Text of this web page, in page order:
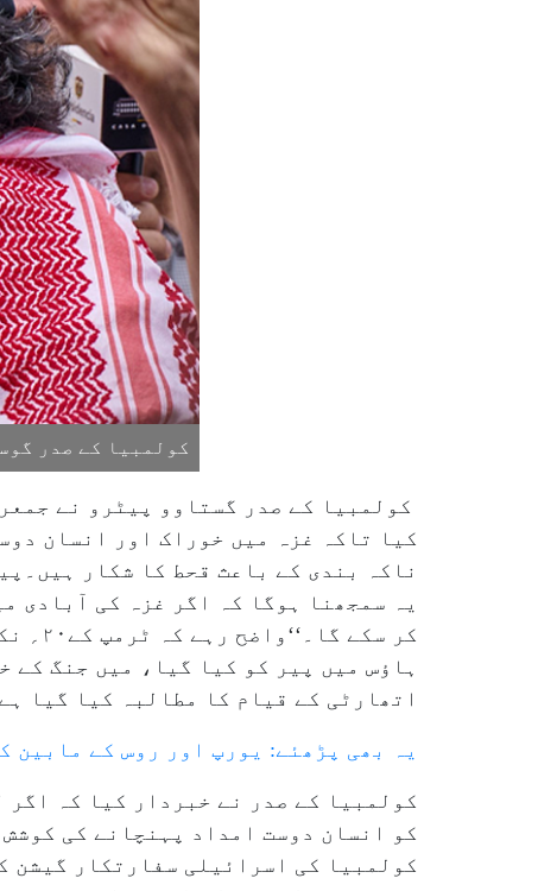
کولمبیا کے صدر
کولمبیا کے صدر گستاوو پیٹرو نے
کیا تاکہ غزہ میں خوراک اور انسان
ناکہ بندی کے باعث قحط کا شکار
یہ سمجھنا ہوگا کہ اگر غزہ کی آبادی
کر
ہاؤس میں پیر کو کیا گیا، میں جنگ کے
اتھارٹی کے قیام کا مطالبہ کیا گیا
یہ بھی پڑھئے: یورپ اور روس کے مابین
کولمبیا کے صدر نے خبردار کیا کہ
کو انسان دوست امداد پہنچانے کی
کولمبیا کی اسرائیلی سفارتکار گیشن